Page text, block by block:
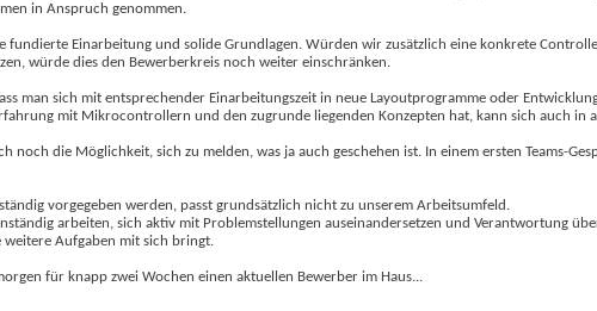
in Anspruch genommen.
Einarbeitung und solide Grundlagen. Würden wir zusätzlich eine konkrete
würde dies den Bewerberkreis noch weiter einschränken.
man sich mit entsprechender Einarbeitungszeit in neue Layoutprogramme oder
mit Mikrocontrollern und den zugrunde liegenden Konzepten hat, kann sich auch in
noch die Möglichkeit, sich zu melden, was ja auch geschehen ist. In einem ersten Teams-
vorgegeben werden, passt grundsätzlich nicht zu unserem Arbeitsumfeld.
arbeiten, sich aktiv mit Problemstellungen auseinandersetzen und Verantwortung
Aufgaben mit sich bringt.
für knapp zwei Wochen einen aktuellen Bewerber im Haus...